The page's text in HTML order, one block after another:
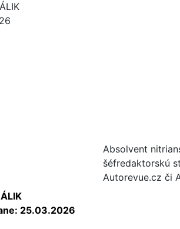
25.03.2026
Absolvent
šéfredaktorskú
Autorevue.cz či